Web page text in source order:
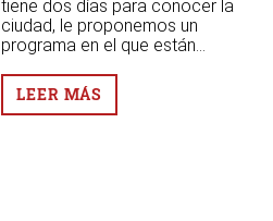
tiene dos días para conocer la
ciudad, le proponemos un
programa en el que están...
LEER MÁS